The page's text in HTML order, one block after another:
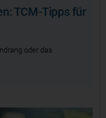
TCM-Tipps für
oder das